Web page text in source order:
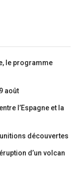
le programme
août
l’Espagne et la
découvertes
d’un volcan